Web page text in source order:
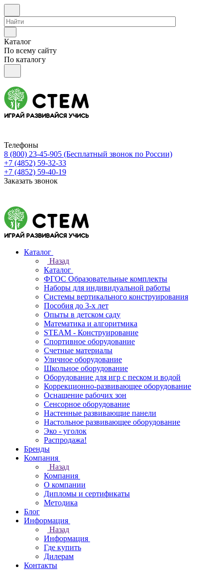
Каталог
По всему сайту
По каталогу
Телефоны
8 (800) 23-45-905 (Бесплатный звонок по России)
+7 (4852) 59-32-33
+7 (4852) 59-40-19
Заказать звонок
Каталог
Назад
Каталог
ФГОС Образовательные комплекты
Наборы для индивидуальной работы
Системы вертикального конструирования
Пособия до 3-х лет
Опыты в детском саду
Математика и алгоритмика
STEAM - Конструирование
Спортивное оборудование
Счетные материалы
Уличное оборудование
Школьное оборудование
Оборудование для игр с песком и водой
Коррекционно‑развивающее оборудование
Оснащение рабочих зон
Сенсорное оборудование
Настенные развивающие панели
Настольное развивающее оборудование
Эко - уголок
Распродажа!
Бренды
Компания
Назад
Компания
О компании
Дипломы и сертификаты
Методика
Блог
Информация
Назад
Информация
Где купить
Дилерам
Контакты